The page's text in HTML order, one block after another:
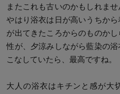
またこれも古いのかもしれませ
やはり浴衣は日が高いうちか
が出てきたころからのものか
性が、夕涼みしながら藍染の
こなしていたら、最高ですね。
大人の浴衣はキチンと感が大